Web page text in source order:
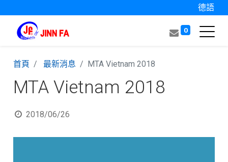
0
德語
首頁 最新消息 MTA Vietnam 2018
MTA Vietnam 2018
2018/06/26